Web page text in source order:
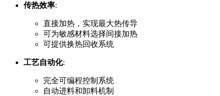
传热效率:
直接加热，实现最大热传导
可为敏感材料选择间接加热
可提供换热回收系统
工艺自动化:
完全可编程控制系统
自动进料和卸料机制